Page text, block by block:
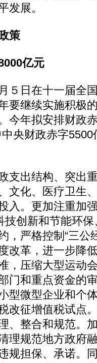
发展。
策
亿元
日在十一届全
要继续实施积极
今年拟安排财政
央财政赤字
出结构、突出
文化、医疗卫生
入。更加注重加
技创新和节能环
，严格控制“三公
改革，进一步降
，压缩大型运动
门和重点资金的
型微型企业和个
改征增值税试点
、整合和规范。
理规范地方政府
规担保、承诺。